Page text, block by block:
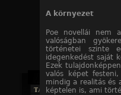
A környezet
Poe novellái nem
valóságban
történetei szinte
idegenkedést saját
Ezek
valós képet
mindig a realitás és
képtelen is, ami
TAJTÉKOS LAPOK